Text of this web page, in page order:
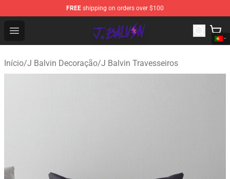
FREE shipping on orders over $100
Open menu
J Balvin Store - Official J Balvin Merchandise Shop
Início/J Balvin Decoração/J Balvin Travesseiros